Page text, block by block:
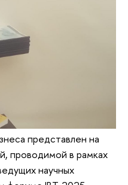
представлен на
проводимой в рамках
научных